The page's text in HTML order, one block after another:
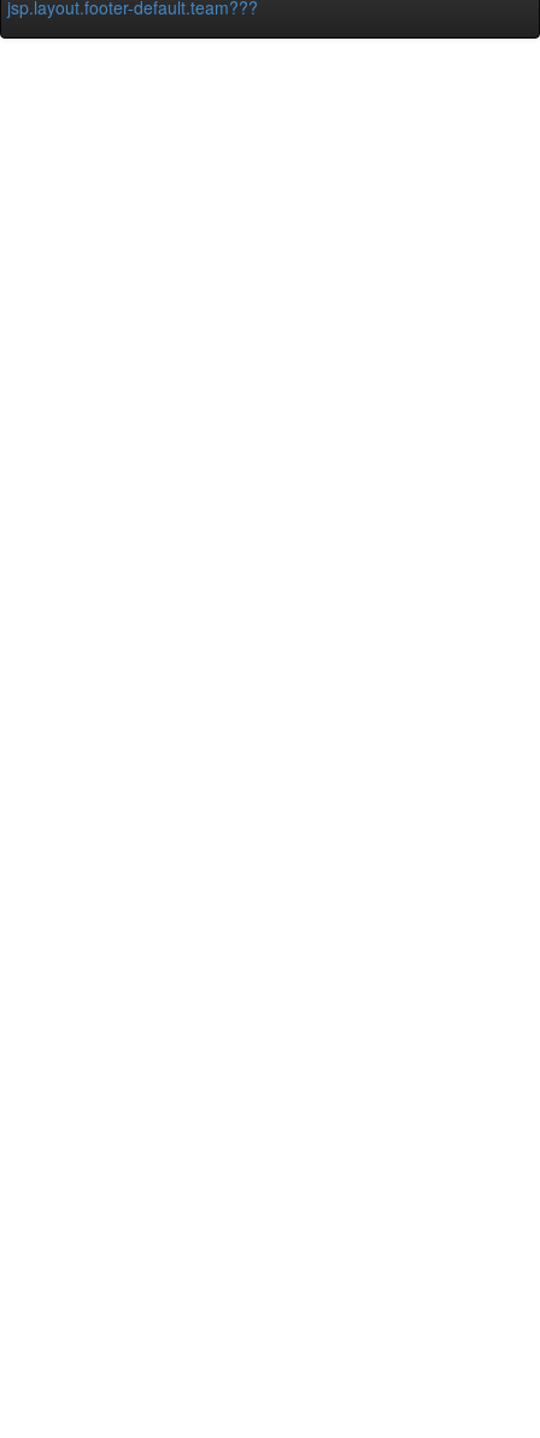
jsp.layout.footer-default.team???